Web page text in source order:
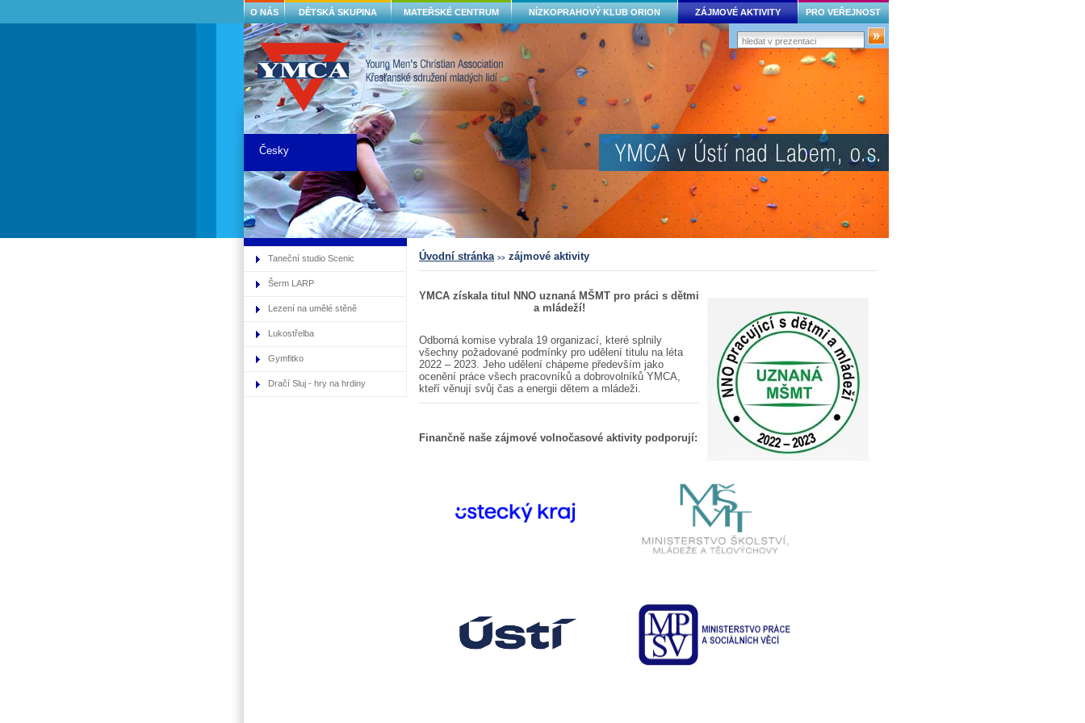
YMCA získala titul NNO uznaná MŠMT pro práci s dětmi
a mládeží!
Odborná komise vybrala 19 organizací, které splnily
všechny požadované podmínky pro udělení titulu na léta
2022 – 2023. Jeho udělení chápeme především jako
ocenění práce všech pracovníků a dobrovolníků YMCA,
kteří věnují svůj čas a energii dětem a mládeži.
Finančně naše zájmové volnočasové aktivity podporují:
Česky
O NÁS DĚTSKÁ SKUPINA MATEŘSKÉ CENTRUM NÍZKOPRAHOVÝ KLUB ORION ZÁJMOVÉ AKTIVITY PRO VEŘEJNOST
Taneční studio Scenic
Šerm LARP
Lezení na umělé stěně
Lukostřelba
Gymfitko
Dračí Sluj - hry na hrdiny
Úvodní stránka >> zájmové aktivity